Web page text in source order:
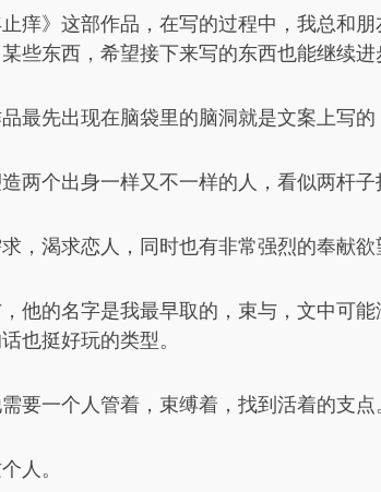
痒》这部作品，在写的过程中，我总和
些东西，希望接下来写的东西也能继续进
最先出现在脑袋里的脑洞就是文案上写
两个出身一样又不一样的人，看似两杆子
，渴求恋人，同时也有非常强烈的奉献欲
他的名字是我最早取的，束与，文中可
也挺好玩的类型。
要一个人管着，束缚着，找到活着的支点
人。